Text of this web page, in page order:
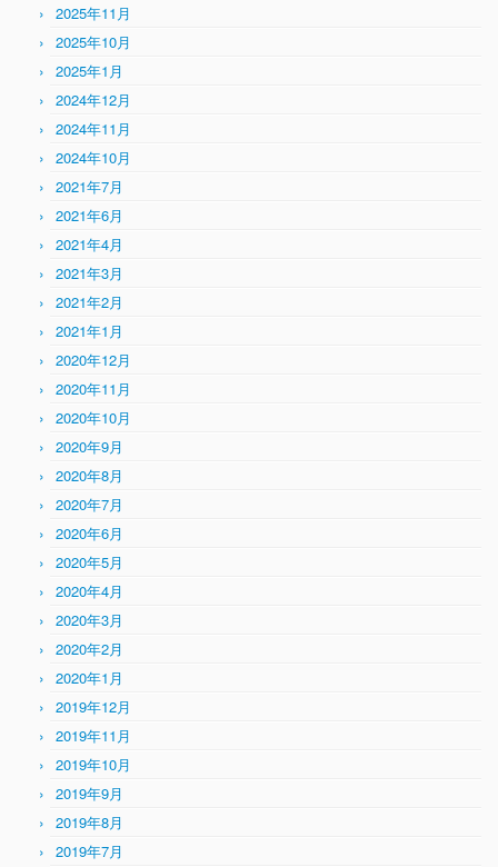
2025年11月
2025年10月
2025年1月
2024年12月
2024年11月
2024年10月
2021年7月
2021年6月
2021年4月
2021年3月
2021年2月
2021年1月
2020年12月
2020年11月
2020年10月
2020年9月
2020年8月
2020年7月
2020年6月
2020年5月
2020年4月
2020年3月
2020年2月
2020年1月
2019年12月
2019年11月
2019年10月
2019年9月
2019年8月
2019年7月